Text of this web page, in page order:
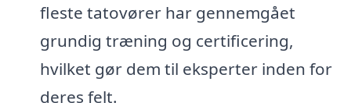
fleste tatovører har gennemgået
grundig træning og certificering,
hvilket gør dem til eksperter inden for
deres felt.